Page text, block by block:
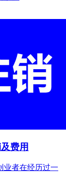
费用
业者在经历过一